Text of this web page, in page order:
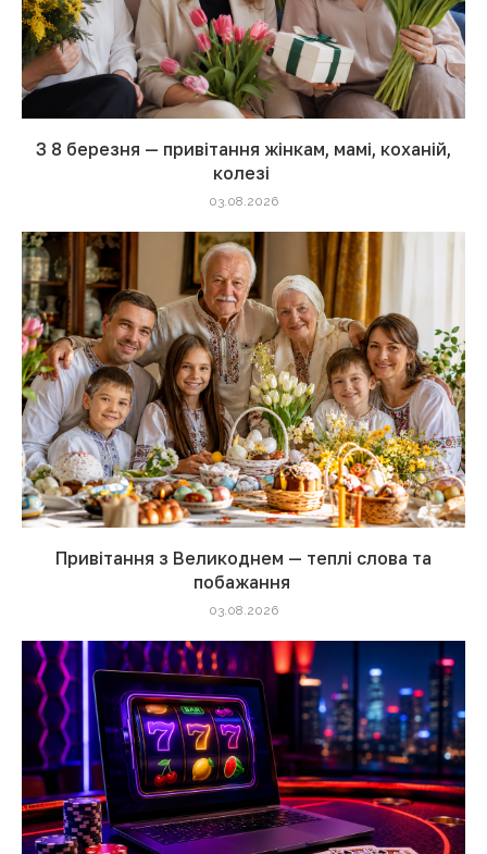
З 8 березня — привітання жінкам, мамі, коханій,
колезі
03.08.2026
Привітання з Великоднем — теплі слова та
побажання
03.08.2026